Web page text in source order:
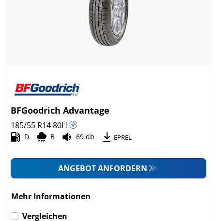
BFGoodrich Advantage
185/55 R1480H
D B 69 db EPREL
ANGEBOT ANFORDERN
Mehr Informationen
Vergleichen